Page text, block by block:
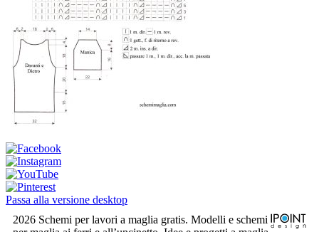
Passa alla versione desktop
2026 Schemi per lavori a maglia gratis. Modelli e schemi